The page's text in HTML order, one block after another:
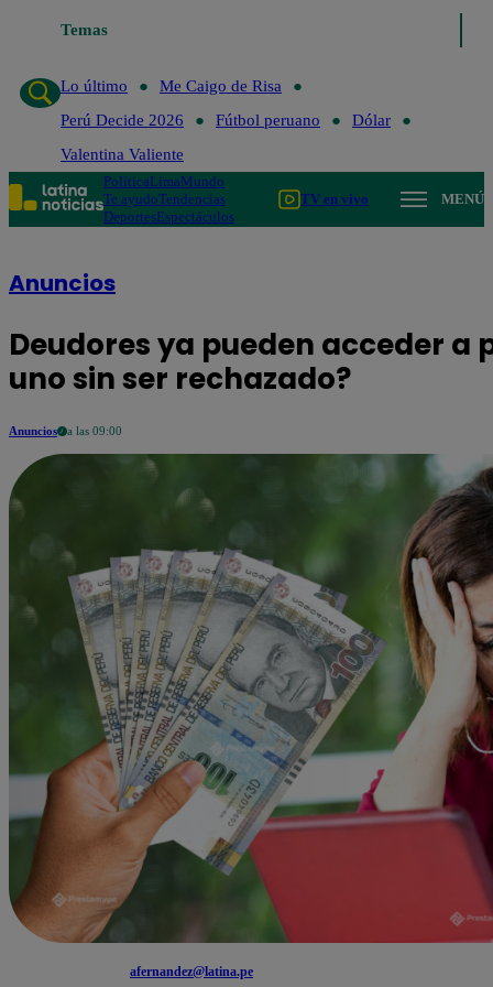
Temas
Lo último
Me Caigo de Risa
Perú Decide 2026
Fútbol peruano
Dólar
Valentina Valiente
PolíticaLimaMundo
Te ayudoTendencias
DeportesEspectáculos
TV en vivo MENÚ
Anuncios
Deudores ya pueden acceder a
uno sin ser rechazado?
Anuncios a las 09:00
afernandez@latina.pe